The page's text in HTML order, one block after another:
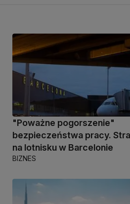
"Poważne pogorszenie"
bezpieczeństwa pracy.
na lotnisku w Barcelonie
BIZNES